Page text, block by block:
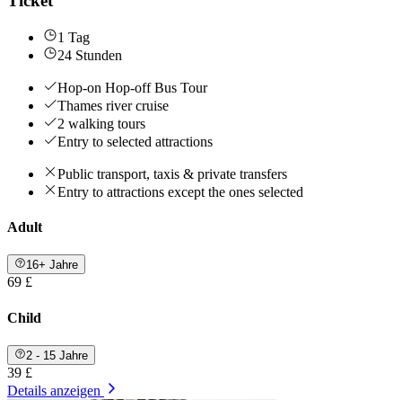
1 Tag
24 Stunden
Hop-on Hop-off Bus Tour
Thames river cruise
2 walking tours
Entry to selected attractions
Public transport, taxis & private transfers
Entry to attractions except the ones selected
Adult
16+ Jahre
69 £
Child
2 - 15 Jahre
39 £
Details anzeigen